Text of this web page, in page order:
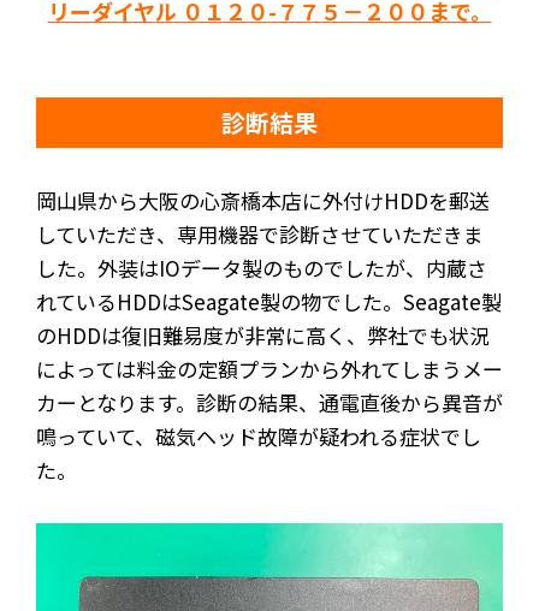
リーダイヤル ０１２０-７７５－２００まで。
診断結果
岡山県から大阪の心斎橋本店に外付けHDDを郵送
していただき、専用機器で診断させていただきま
した。外装はIOデータ製のものでしたが、内蔵さ
れているHDDはSeagate製の物でした。Seagate製
のHDDは復旧難易度が非常に高く、弊社でも状況
によっては料金の定額プランから外れてしまうメー
カーとなります。診断の結果、通電直後から異音が
鳴っていて、磁気ヘッド故障が疑われる症状でし
た。